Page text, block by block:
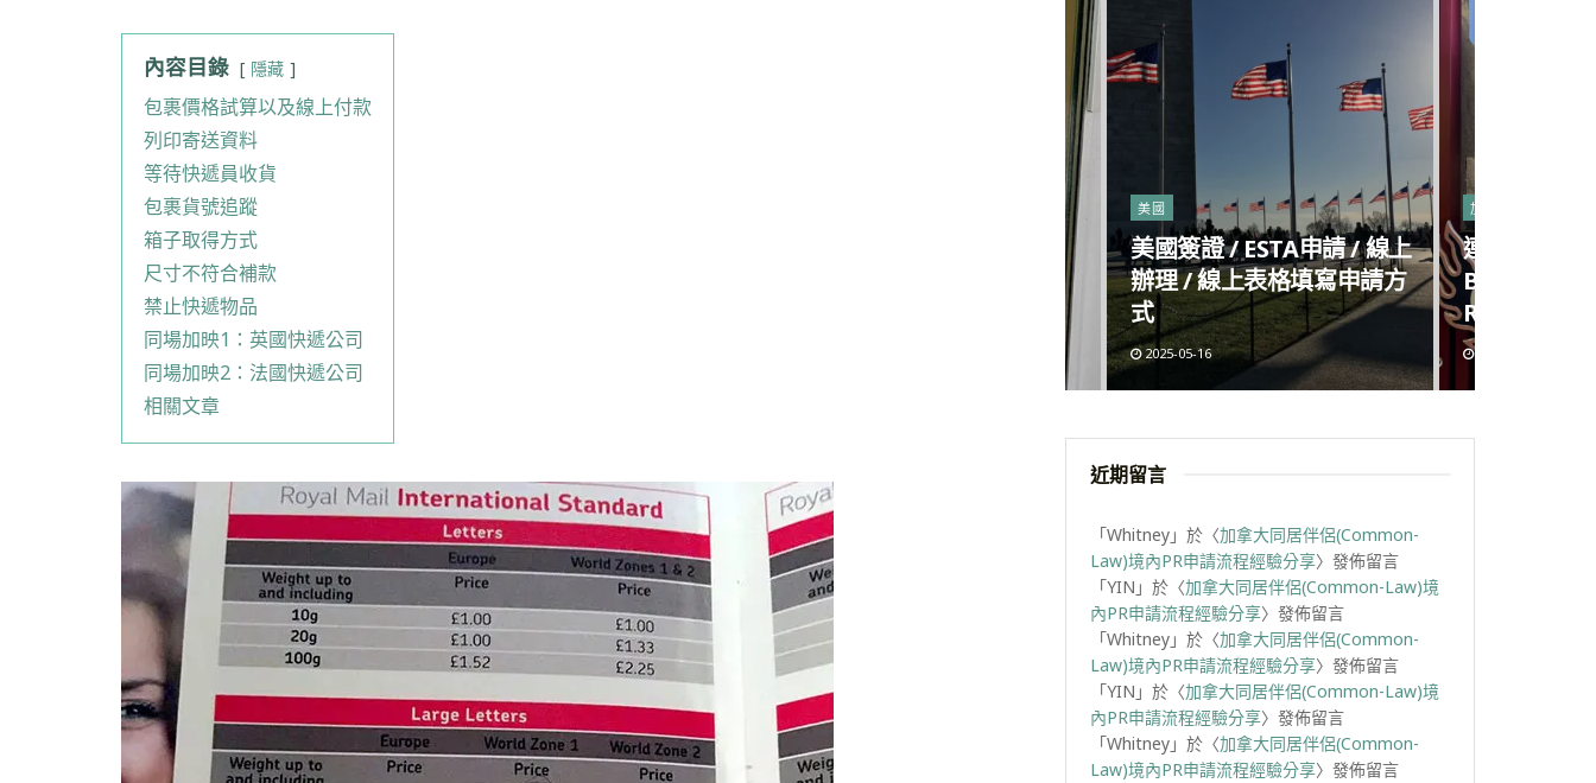
內容目錄 隱藏
包裹價格試算以及線上付款
列印寄送資料
等待快遞員收貨
包裹貨號追蹤
箱子取得方式
尺寸不符合補款
禁止快遞物品
同場加映1：英國快遞公司
同場加映2：法國快遞公司
相關文章
美國
美國簽證 / ESTA申請 / 線上
辦理 / 線上表格填寫申請方
式
2025-05-16
加拿大
連鎖麻辣燙
Big Way
Richmond
2025-05-09
近期留言
「Whitney 」於〈加拿大同居伴侶(Common-
Law)境內PR申請流程經驗分享〉發佈留言
「YIN 」於〈加拿大同居伴侶(Common-Law)境
內PR申請流程經驗分享〉發佈留言
「Whitney 」於〈加拿大同居伴侶(Common-
Law)境內PR申請流程經驗分享〉發佈留言
「YIN 」於〈加拿大同居伴侶(Common-Law)境
內PR申請流程經驗分享〉發佈留言
「Whitney 」於〈加拿大同居伴侶(Common-
Law)境內PR申請流程經驗分享〉發佈留言